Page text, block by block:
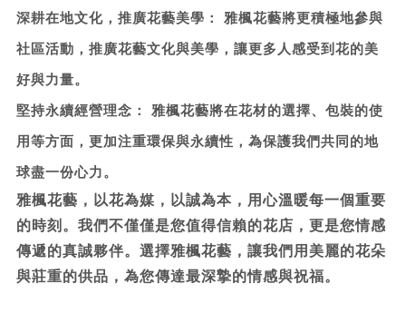
深耕在地文化，推廣花藝美學： 雅楓花藝將更積極地參與
社區活動，推廣花藝文化與美學，讓更多人感受到花的美
好與力量。
堅持永續經營理念： 雅楓花藝將在花材的選擇、包裝的使
用等方面，更加注重環保與永續性，為保護我們共同的地
球盡一份心力。
雅楓花藝，以花為媒，以誠為本，用心溫暖每一個重要
的時刻。我們不僅僅是您值得信賴的花店，更是您情感
傳遞的真誠夥伴。選擇雅楓花藝，讓我們用美麗的花朵
與莊重的供品，為您傳達最深摯的情感與祝福。